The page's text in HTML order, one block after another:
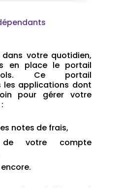
votre quotidien,
en place le portail
Ce portail
les applications dont
pour gérer votre
notes de frais,
votre compte